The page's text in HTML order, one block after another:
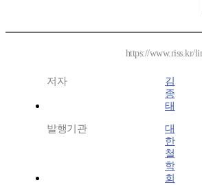
https://www.riss.kr/
저자
김
종
태
발행기관
대
한
철
학
회